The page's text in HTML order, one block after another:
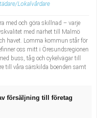
Lokalvårdare
med och göra skillnad – varje
med närhet till Malmö
havet. Lomma kommun står för
oss mitt i Öresundsregionen
buss, tåg och cykelvägar till
till våra särskilda boenden samt
försäljning till företag